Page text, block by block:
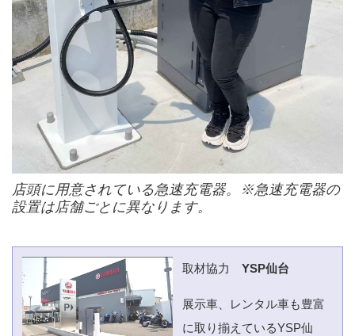
店頭に用意されている急速充電器。※急速充電器の
設置は店舗ごとに異なります。
取材協力 YSP仙台
展示車、レンタル車も豊富
に取り揃えているYSP仙